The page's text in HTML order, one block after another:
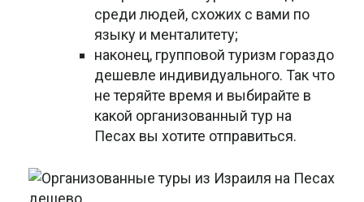
среди людей, схожих с вами по
языку и менталитету;
наконец, групповой туризм гораздо
дешевле индивидуального. Так что
не теряйте время и выбирайте в
какой организованный тур на
Песах вы хотите отправиться.